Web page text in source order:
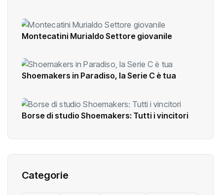
Montecatini Murialdo Settore giovanile
Shoemakers in Paradiso, la Serie C è tua
Borse di studio Shoemakers: Tutti i vincitori
Categorie